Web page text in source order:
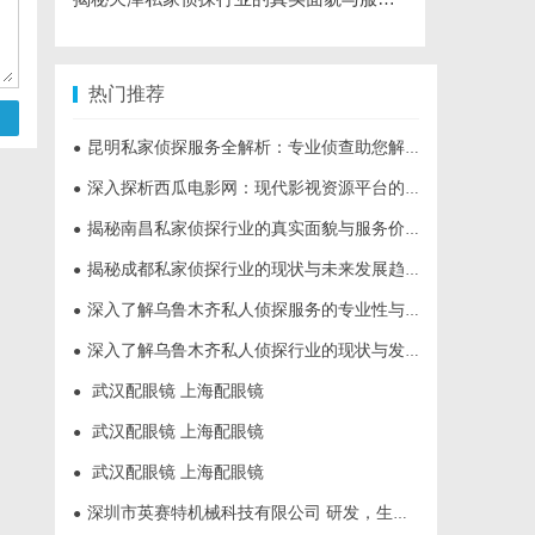
热门推荐
● 昆明私家侦探服务全解析：专业侦查助您解决疑难问题
● 深入探析西瓜电影网：现代影视资源平台的变革与机遇
● 揭秘南昌私家侦探行业的真实面貌与服务价值详解
● 揭秘成都私家侦探行业的现状与未来发展趋势
● 深入了解乌鲁木齐私人侦探服务的专业性与应用领域
● 深入了解乌鲁木齐私人侦探行业的现状与发展趋势
● 武汉配眼镜 上海配眼镜
● 武汉配眼镜 上海配眼镜
● 武汉配眼镜 上海配眼镜
● 深圳市英赛特机械科技有限公司 研发，生产，销售各类高端自动化设备插件机